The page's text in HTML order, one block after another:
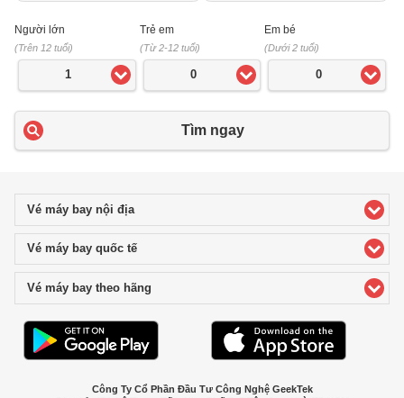
Người lớn
(Trên 12 tuổi)
1
Trẻ em
(Từ 2-12 tuổi)
0
Em bé
(Dưới 2 tuổi)
0
Tìm ngay
Vé máy bay nội địaclick to expand contents
Vé máy bay quốc tếclick to expand contents
Vé máy bay theo hãng
Công Ty Cổ Phần Đầu Tư Công Nghệ GeekTek